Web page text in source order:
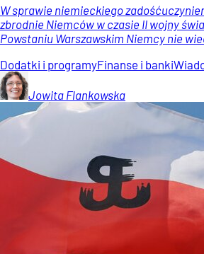
W sprawie niemieckiego
zbrodnie Niemców w czasie II wojny
Powstaniu Warszawskim Niemcy nie
Dodatki i programyFinanse i banki
Jowita Flankowska